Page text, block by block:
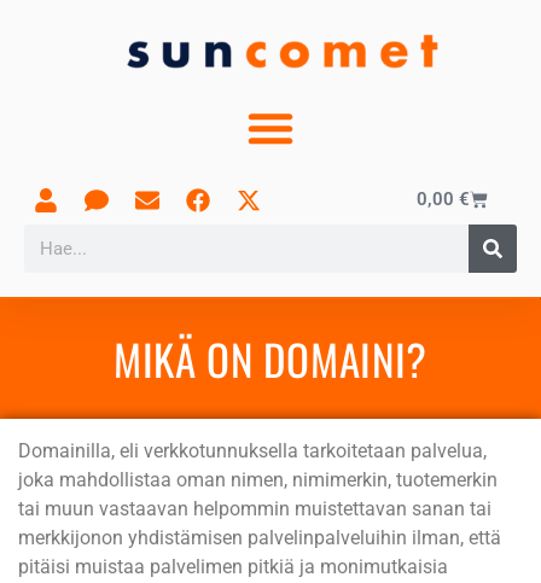
0,00 €
MIKÄ ON DOMAINI?
Domainilla, eli verkkotunnuksella tarkoitetaan palvelua,
joka mahdollistaa oman nimen, nimimerkin, tuotemerkin
tai muun vastaavan helpommin muistettavan sanan tai
merkkijonon yhdistämisen palvelinpalveluihin ilman, että
pitäisi muistaa palvelimen pitkiä ja monimutkaisia